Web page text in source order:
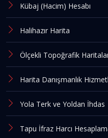
Kübaj (Hacim) Hesabı
Halihazır Harita
Ölçekli Topoğrafik
Harita Danışmanlık
Yola Terk ve Yoldan İhdas
Tapu İfraz Harcı